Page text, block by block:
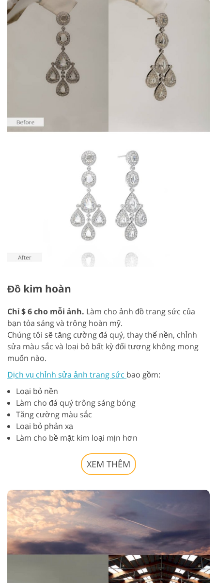
Đồ kim hoàn
Chỉ $ 6 cho mỗi ảnh. Làm cho ảnh đồ trang sức của
bạn tỏa sáng và trông hoàn mỹ.
Chúng tôi sẽ tăng cường đá quý, thay thế nền, chỉnh
sửa màu sắc và loại bỏ bất kỳ đối tượng không mong
muốn nào.
Dịch vụ chỉnh sửa ảnh trang sức bao gồm:
Loại bỏ nền
Làm cho đá quý trông sáng bóng
Tăng cường màu sắc
Loại bỏ phản xạ
Làm cho bề mặt kim loại mịn hơn
XEM THÊM